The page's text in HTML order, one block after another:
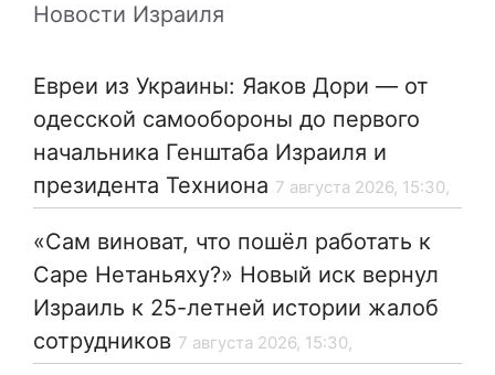
Новости Израиля
Евреи из Украины: Яаков Дори — от
одесской самообороны до первого
начальника Генштаба Израиля и
президента Техниона 7 августа 2026, 15:30,
«Сам виноват, что пошёл работать к
Саре Нетаньяху?» Новый иск вернул
Израиль к 25-летней истории жалоб
сотрудников 7 августа 2026, 15:30,